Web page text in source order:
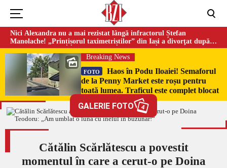
Nici Alexandra nu a mai rezistat lângă infractorul Ștefan
Manolache! „Prințișorul taximetriștilor” din Iași a divorţat după
doi ani de căsnicie
Breaking News
FOTO
Haos în Podu Iloaiei! Semaforul
de la Penny Market este roșu pentru
toată lumea. Traficul este complet blocat
GALERIE FOTO 4
Cătălin Scărlătescu a povestit
momentul în care a cerut-o pe Doina